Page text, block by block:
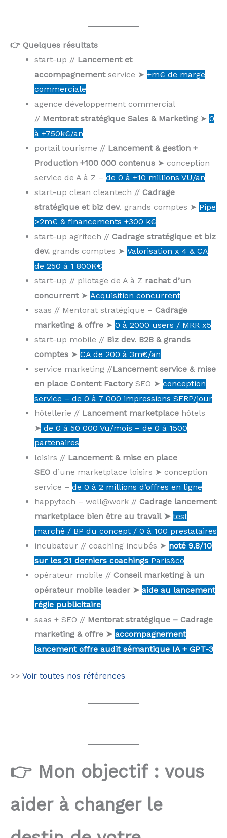
👉 Quelques résultats
start-up // Lancement et
accompagnementservice ➤ +m€ de marge
commerciale
agence développement commercial
// Mentorat stratégique Sales & Marketing ➤ 0
à +750k€/an
portail tourisme // Lancement & gestion +
Production +100 000 contenus ➤ conception
service de A à Z – de 0 à +10 millions VU/an
start-up clean cleantech // Cadrage
stratégique et biz dev. grands comptes ➤ Pipe
>2m€ & financements +300 k€
start-up agritech // Cadrage stratégique et biz
dev. grands comptes ➤ Valorisation x 4 & CA
de 250 à 1 800K€
start-up // pilotage de A à Z rachat d’un
concurrent➤ Acquisition concurrent
saas // Mentorat stratégique – Cadrage
marketing & offre ➤ 0 à 2000 users / MRR x5
start-up mobile // Biz dev. B2B & grands
comptes ➤ CA de 200 à 3m€/an
service marketing //Lancement service & mise
en place Content FactorySEO ➤ conception
service – de 0 à 7 000 impressions SERP/jour
hôtellerie // Lancement marketplace hôtels
➤ de 0 à 50 000 Vu/mois – de 0 à 1500
partenaires
loisirs // Lancement & mise en place
SEO d’une marketplace loisirs ➤ conception
service – de 0 à 2 millions d’offres en ligne
happytech – well@work // Cadrage lancement
marketplace bien être au travail ➤ test
marché / BP du concept / 0 à 100 prestataires
incubateur // coaching incubés ➤ noté 9.8/10
sur les 21 derniers coachings Paris&co
opérateur mobile // Conseil marketing à un
opérateur mobile leader ➤ aide au lancement
régie publicitaire
saas + SEO // Mentorat stratégique – Cadrage
marketing & offre ➤ accompagnement
lancement offre audit sémantique IA + GPT-3
>> Voir toutes nos références
👉 Mon objectif : vous
aider à changer le